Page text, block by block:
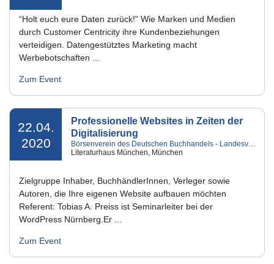
“Holt euch eure Daten zurück!" Wie Marken und Medien
durch Customer Centricity ihre Kundenbeziehungen
verteidigen. Datengestütztes Marketing macht
Werbebotschaften ...
Zum Event
22.04.
2020
Professionelle Websites in Zeiten der
Digitalisierung
Börsenverein des Deutschen Buchhandels - Landesverband Bayern e.V.
Literaturhaus München, München
Zielgruppe Inhaber, BuchhändlerInnen, Verleger sowie
Autoren, die Ihre eigenen Website aufbauen möchten
Referent: Tobias A. Preiss ist Seminarleiter bei der
WordPress Nürnberg.Er ...
Zum Event